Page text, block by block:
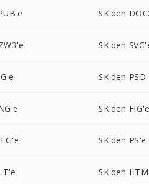
SK'den
SK'den
SK'den
SK'den FIG'e
SK'den PS'e
SK'den